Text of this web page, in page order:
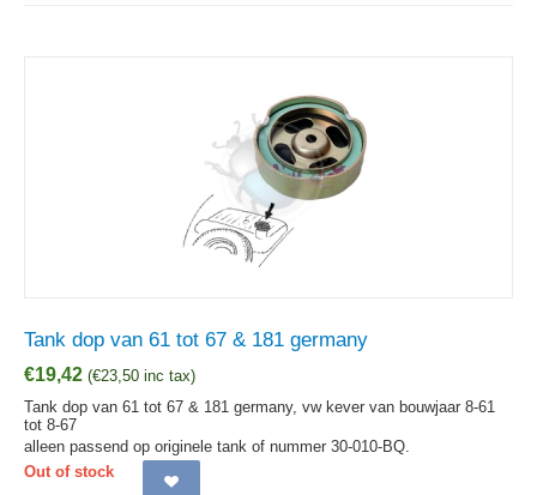
Tank dop van 61 tot 67 & 181 germany
€19,42 (€23,50 inc tax)
Tank dop van 61 tot 67 & 181 germany, vw kever van bouwjaar 8-61
tot 8-67
alleen passend op originele tank of nummer 30-010-BQ.
Out of stock